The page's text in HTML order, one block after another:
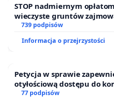
STOP nadmiernym
wieczyste gruntów
ogrody działkowe.
739 podpisów
Informacja o przejrzystości
Petycja w sprawie
otyłościową dostępu do
oraz programów
77 podpisów